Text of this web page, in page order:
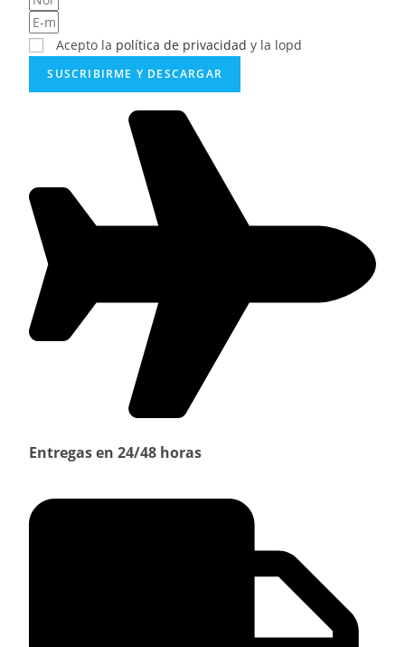
Acepto la política de privacidad y la lopd
SUSCRIBIRME Y DESCARGAR
Entregas en 24/48 horas